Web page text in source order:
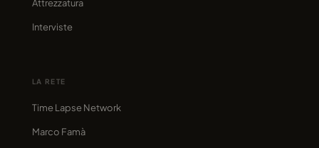
Attrezzatura
Interviste
LA RETE
Time Lapse Network
Marco Famà